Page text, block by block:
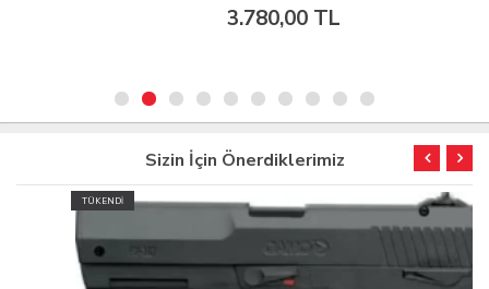
3.780,00 TL
Sizin İçin Önerdiklerimiz